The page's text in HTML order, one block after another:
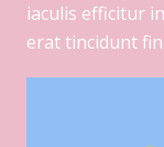
iaculis efficitur
erat tincidunt